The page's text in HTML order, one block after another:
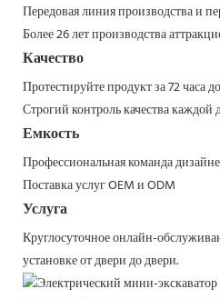
Передовая линия производства и
Более 26 лет производства
Качество
Протестируйте продукт за 72 часа
Строгий контроль качества каждой
Емкость
Профессиональная команда
Поставка услуг OEM и ODM
Услуга
Круглосуточное онлайн-
установке от двери до двери.